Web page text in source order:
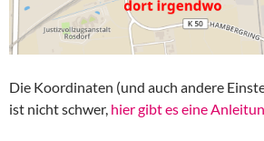
Die Koordinaten (und auch andere
ist nicht schwer, hier gibt es eine